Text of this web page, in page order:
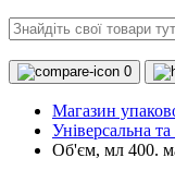
0
Магазин
Універсальна
Об'єм, мл 400.